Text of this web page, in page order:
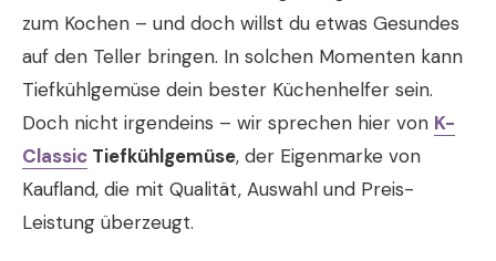
zum Kochen – und doch willst du etwas Gesundes
auf den Teller bringen. In solchen Momenten kann
Tiefkühlgemüse dein bester Küchenhelfer sein.
Doch nicht irgendeins – wir sprechen hier von K-
Classic Tiefkühlgemüse, der Eigenmarke von
Kaufland, die mit Qualität, Auswahl und Preis-
Leistung überzeugt.